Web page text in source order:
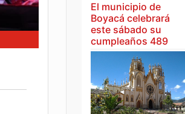
El municipio de
Boyacá celebrará
este sábado su
cumpleaños 489